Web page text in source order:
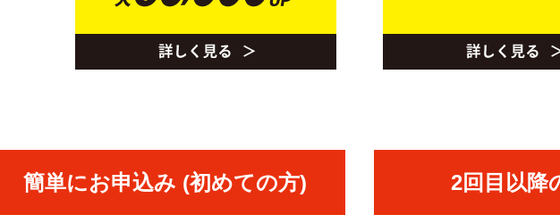
簡単にお申込み (初めての方) 2回目以降